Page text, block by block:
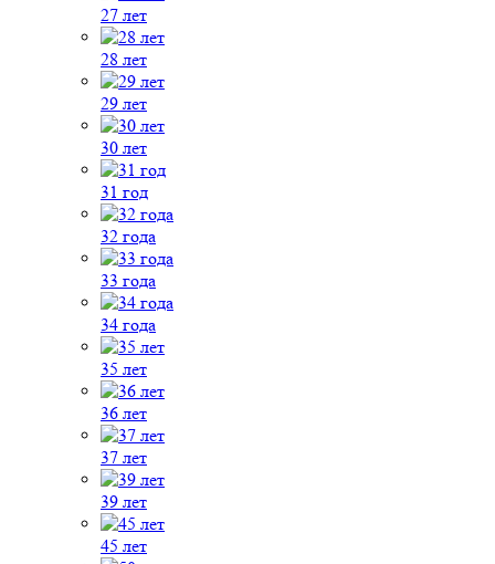
27 лет
28 лет
29 лет
30 лет
31 год
32 года
33 года
34 года
35 лет
36 лет
37 лет
39 лет
45 лет